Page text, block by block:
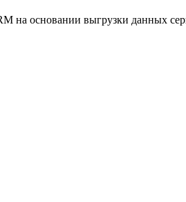
на основании выгрузки данных